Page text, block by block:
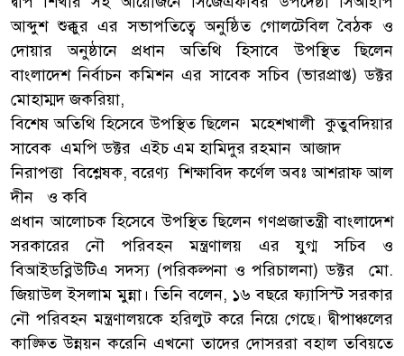
আব্দুশ শুক্কুর এর সভাপতিত্বে অনুষ্ঠিত গোলটেবিল বৈঠক ও
দোয়ার অনুষ্ঠানে প্রধান অতিথি হিসাবে উপস্থিত ছিলেন
বাংলাদেশ নির্বাচন কমিশন এর সাবেক সচিব (ভারপ্রাপ্ত) ডক্টর
মোহাম্মদ জকরিয়া,
বিশেষ অতিথি হিসেবে উপস্থিত ছিলেন মহেশখালী কুতুবদিয়ার
সাবেক এমপি ডক্টর এইচ এম হামিদুর রহমান আজাদ
নিরাপত্তা বিশ্লেষক, বরেণ্য শিক্ষাবিদ কর্ণেল অবঃ আশরাফ আল
দীন ও কবি
প্রধান আলোচক হিসেবে উপস্থিত ছিলেন গণপ্রজাতন্ত্রী বাংলাদেশ
সরকারের নৌ পরিবহন মন্ত্রণালয় এর যুগ্ম সচিব ও
বিআইডব্লিউটিএ সদস্য (পরিকল্পনা ও পরিচালনা) ডক্টর মো.
জিয়াউল ইসলাম মুন্না। তিনি বলেন, ১৬ বছরে ফ্যাসিস্ট সরকার
নৌ পরিবহন মন্ত্রণালয়কে হরিলুট করে নিয়ে গেছে। দ্বীপাঞ্চলের
কাঙ্ক্ষিত উন্নয়ন করেনি এখনো তাদের দোসররা বহাল তবিয়তে